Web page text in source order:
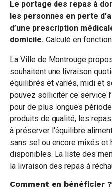
Le portage des repas à
les personnes en perte
d’une prescription
domicile. Calculé en
La Ville de Montrouge
souhaitent une livraison
équilibrés et variés, midi et
pouvez solliciter ce service
pour de plus longues
produits de qualité, les
à préserver l'équilibre
sans sel ou encore mixés et
disponibles. La liste des
la livraison des repas à
Comment en bénéficier ?